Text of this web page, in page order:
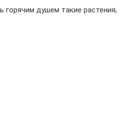
горячим душем такие растения,